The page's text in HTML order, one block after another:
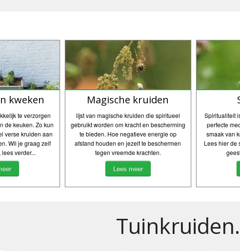
kweken
te verzorgen
de keuken. Zo kun
verse kruiden aan
Wil je graag zelf
verder...
Magische kruiden
lijst van magische kruiden die spiritueel
gebruikt worden om kracht en bescherming
te bieden. Hoe negatieve energie op
afstand houden en jezelf te beschermen
tegen vreemde krachten.
Lees meer
Spiritualiteit
perfecte
smaak van
Lees hier de